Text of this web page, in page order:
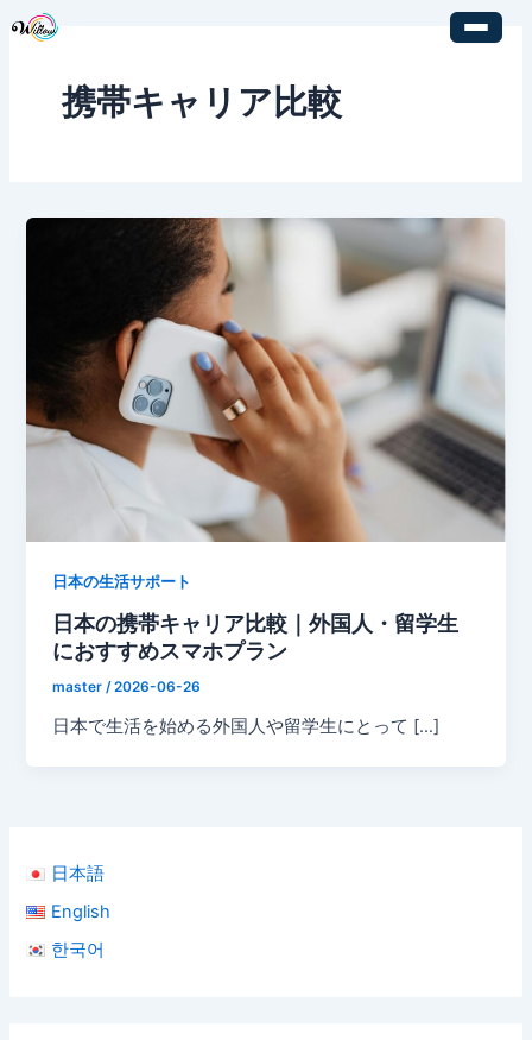
日本語
English
한국어
携帯キャリア比較
日本の生活サポート
日本の携帯キャリア比較｜外国人・留学生
におすすめスマホプラン
master/2026-06-26
日本で生活を始める外国人や留学生にとって […]